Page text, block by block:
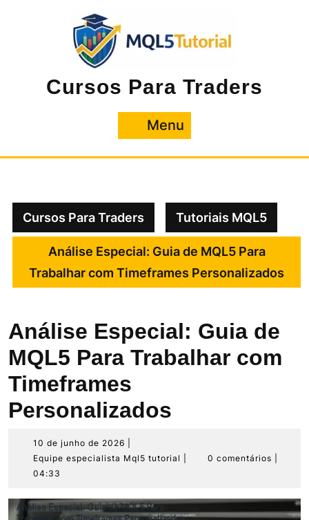
Cursos Para Traders
Menu
Cursos Para Traders Tutoriais MQL5
Análise Especial: Guia de MQL5 Para
Trabalhar com Timeframes Personalizados
Análise Especial: Guia de
MQL5 Para Trabalhar com
Timeframes
Personalizados
10 de junho de 2026
de
2026
Equipe especialista Mql5 tutorial
Equipe
tutorial
0 comentários
04:33